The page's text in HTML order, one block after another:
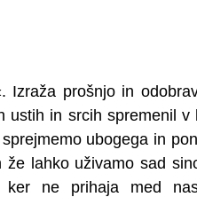
Izraža prošnjo in
ustih in srcih spremenil v
ubogega in
lahko uživamo sad
ker ne prihaja med